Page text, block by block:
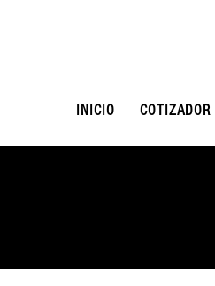
INICIO COTIZADOR